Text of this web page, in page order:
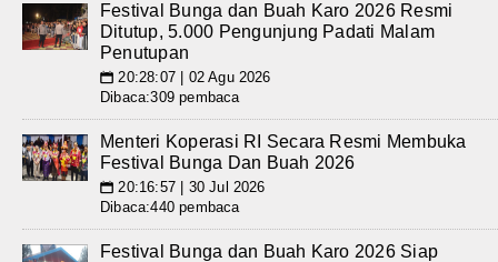
Festival Bunga dan Buah Karo 2026 Resmi
Ditutup, 5.000 Pengunjung Padati Malam
Penutupan
📅 20:28:07 | 02 Agu 2026
Dibaca:309 pembaca
Menteri Koperasi RI Secara Resmi Membuka
Festival Bunga Dan Buah 2026
📅 20:16:57 | 30 Jul 2026
Dibaca:440 pembaca
Festival Bunga dan Buah Karo 2026 Siap